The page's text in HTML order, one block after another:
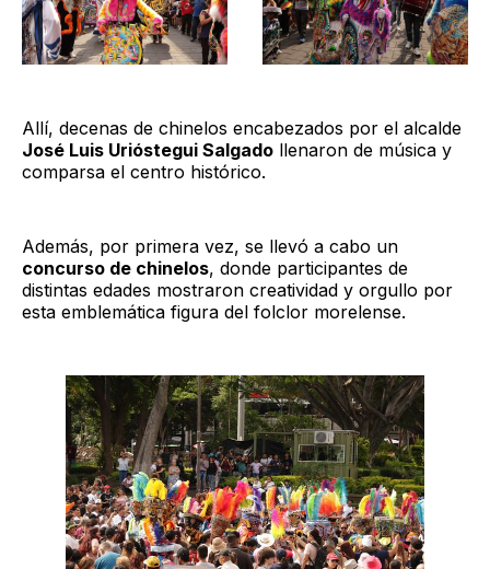
Allí, decenas de chinelos encabezados por el alcalde
José Luis Urióstegui Salgado llenaron de música y
comparsa el centro histórico.
Además, por primera vez, se llevó a cabo un
concurso de chinelos, donde participantes de
distintas edades mostraron creatividad y orgullo por
esta emblemática figura del folclor morelense.